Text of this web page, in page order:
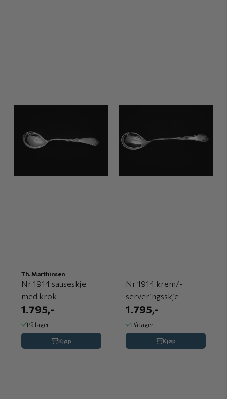
Th. Marthinsen
Nr 1914 sauseskje
med krok
1.795,-
På lager
Kjøp
Nr 1914 krem/-
serveringsskje
1.795,-
På lager
Kjøp